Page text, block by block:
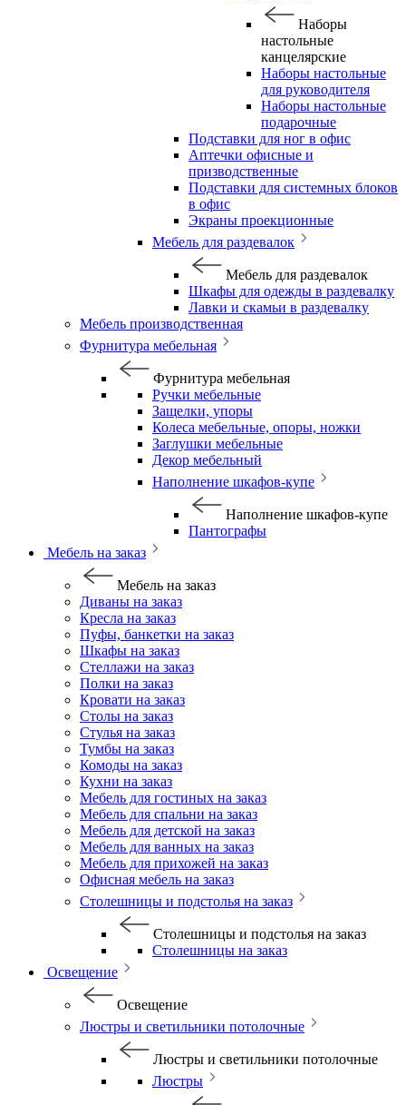
Наборы
настольные
канцелярские
Наборы настольные
для руководителя
Наборы настольные
подарочные
Подставки для ног в офис
Аптечки офисные и
призводственные
Подставки для системных блоков
в офис
Экраны проекционные
Мебель для раздевалок
Мебель для раздевалок
Шкафы для одежды в раздевалку
Лавки и скамьи в раздевалку
Мебель производственная
Фурнитура мебельная
Фурнитура мебельная
Ручки мебельные
Защелки, упоры
Колеса мебельные, опоры, ножки
Заглушки мебельные
Декор мебельный
Наполнение шкафов-купе
Наполнение шкафов-купе
Пантографы
Мебель на заказ
Мебель на заказ
Диваны на заказ
Кресла на заказ
Пуфы, банкетки на заказ
Шкафы на заказ
Стеллажи на заказ
Полки на заказ
Кровати на заказ
Столы на заказ
Стулья на заказ
Тумбы на заказ
Комоды на заказ
Кухни на заказ
Мебель для гостиных на заказ
Мебель для спальни на заказ
Мебель для детской на заказ
Мебель для ванных на заказ
Мебель для прихожей на заказ
Офисная мебель на заказ
Столешницы и подстолья на заказ
Столешницы и подстолья на заказ
Столешницы на заказ
Освещение
Освещение
Люстры и светильники потолочные
Люстры и светильники потолочные
Люстры